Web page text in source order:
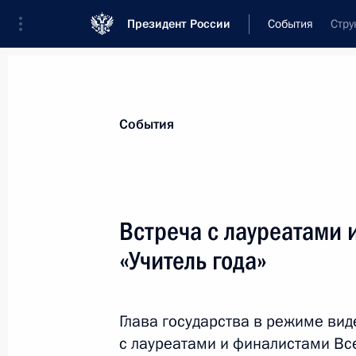
Президент России События
Новости
Послания Федеральному Собранию
Заявления по важнейшим вопросам
Речи и обращения
События
Встреча с
«Учитель года»
Глава государства в режиме
с лауреатами и финалистами